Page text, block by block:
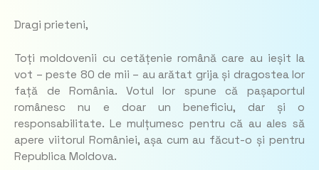
Dragi prieteni,
Toți moldovenii cu cetățenie română care au ieșit la
vot – peste 80 de mii – au arătat grija și dragostea lor
față de România. Votul lor spune că pașaportul
românesc nu e doar un beneficiu, dar și o
responsabilitate. Le mulțumesc pentru că au ales să
apere viitorul României, așa cum au făcut-o și pentru
Republica Moldova.